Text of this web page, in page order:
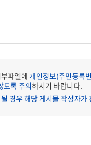
파일에 개인정보(주민등록
도록 주의하시기 바랍니다.
경우 해당 게시물 작성자가